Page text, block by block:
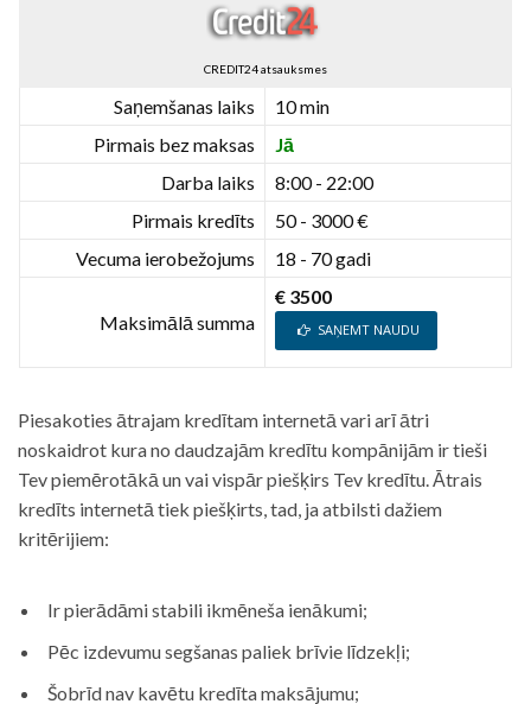
CREDIT24 atsauksmes
Saņemšanas laiks
10 min
Pirmais bez maksas
Jā
Darba laiks
8:00 - 22:00
Pirmais kredīts
50 - 3000 €
Vecuma ierobežojums
18 - 70 gadi
Maksimālā summa
€ 3500
SAŅEMT NAUDU
Piesakoties ātrajam kredītam internetā vari arī ātri
noskaidrot kura no daudzajām kredītu kompānijām ir tieši
Tev piemērotākā un vai vispār piešķirs Tev kredītu. Ātrais
kredīts internetā tiek piešķirts, tad, ja atbilsti dažiem
kritērijiem:
Ir pierādāmi stabili ikmēneša ienākumi;
Pēc izdevumu segšanas paliek brīvie līdzekļi;
Šobrīd nav kavētu kredīta maksājumu;